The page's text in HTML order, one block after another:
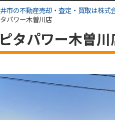
市の不動産売却・査定・買取は株式
パワー木曽川店
タパワー木曽川